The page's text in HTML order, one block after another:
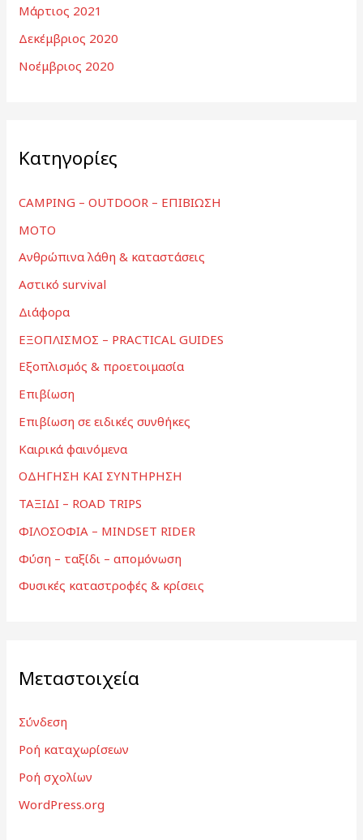
Μάρτιος 2021
Δεκέμβριος 2020
Νοέμβριος 2020
Kατηγορίες
CAMPING – OUTDOOR – ΕΠΙΒΙΩΣΗ
MOTO
Ανθρώπινα λάθη & καταστάσεις
Αστικό survival
Διάφορα
ΕΞΟΠΛΙΣΜΟΣ – PRACTICAL GUIDES
Εξοπλισμός & προετοιμασία
Επιβίωση
Επιβίωση σε ειδικές συνθήκες
Καιρικά φαινόμενα
ΟΔΗΓΗΣΗ ΚΑΙ ΣΥΝΤΗΡΗΣΗ
ΤΑΞΙΔΙ – ROAD TRIPS
ΦΙΛΟΣΟΦΙΑ – MINDSET RIDER
Φύση – ταξίδι – απομόνωση
Φυσικές καταστροφές & κρίσεις
Μεταστοιχεία
Σύνδεση
Ροή καταχωρίσεων
Ροή σχολίων
WordPress.org